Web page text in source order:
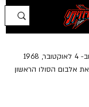
את אלבום הסולו הראשון